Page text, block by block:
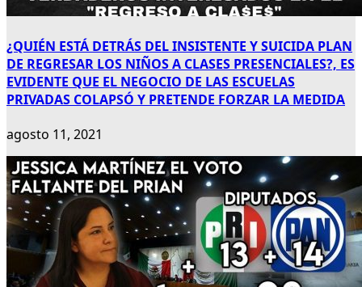
¿QUIÉN ESTÁ DETRÁS DEL INSISTENTE Y SUICIDA PLAN
DE REGRESAR LOS NIÑOS A CLASES PRESENCIALES?, ES
EVIDENTE QUE EL NEGOCIO DE LAS ESCUELAS
PRIVADAS COLAPSÓ Y PRETENDE FORZAR LA MEDIDA
agosto 11, 2021